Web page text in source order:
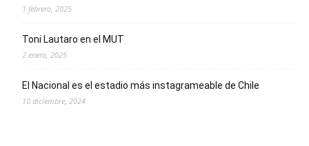
1 febrero, 2025
Toni Lautaro en el MUT
2 enero, 2025
El Nacional es el estadio más instagrameable de Chile
10 diciembre, 2024